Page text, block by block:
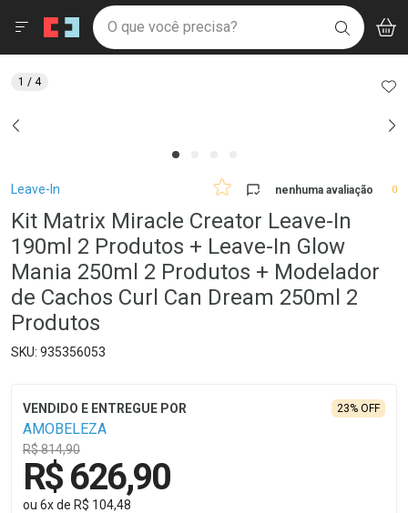
Drogaria São Paulo
Ir direto para a home
pela página
Ir direto para o conteúdo
Ir direto para a busca
Ir direto para a conta
Faça a sua busca
O que você precisa? BUSCAR
Menu
Breadcrumb
Leave-In nenhuma avaliação 0
Kit Matrix Miracle Creator Leave-In
190ml 2 Produtos + Leave-In Glow
Mania 250ml 2 Produtos + Modelador
de Cachos Curl Can Dream 250ml 2
Produtos
935356053
AMOBELEZA
R$ 814,90
23% OFF
R$ 626,90
ou 6xde R$ 104,48
1 / 4